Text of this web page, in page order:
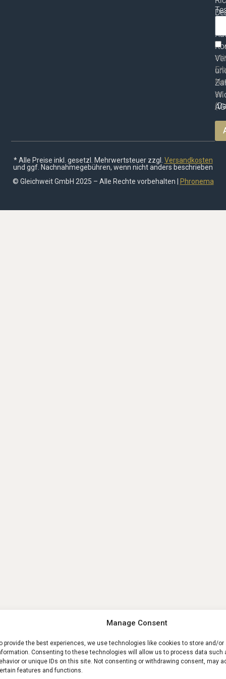
Manage Consent
provide the best experiences, we use technologies like cookies to store and/
Consenting to these technologies will allow us to process data such
or unique IDs on this site. Not consenting or withdrawing consent, may
features and functions.
zu
(
* Alle Preise inkl. gesetzl. Mehrwertsteuer zzgl. Versandkosten
und ggf. Nachnahmegebühren, wenn nicht anders beschrieben
© Gleichweit GmbH 2025 – Alle Rechte vorbehalten |
Phronema